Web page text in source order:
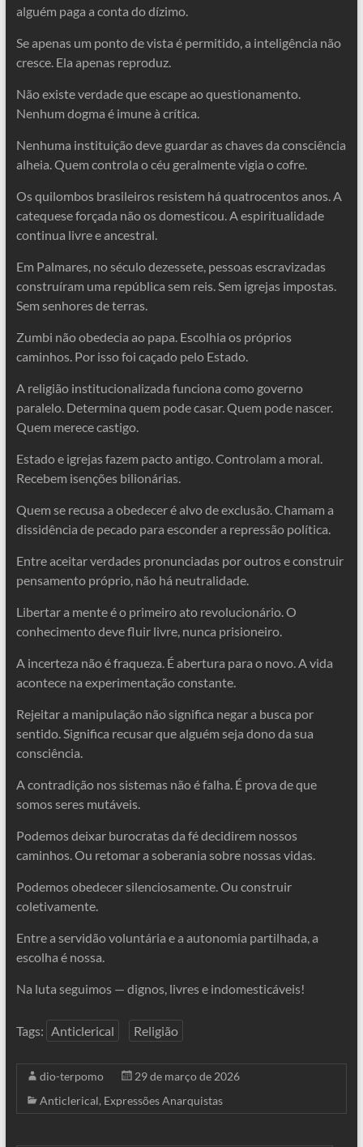
alguém paga a conta do dízimo.
Se apenas um ponto de vista é permitido, a inteligência não
cresce. Ela apenas reproduz.
Não existe verdade que escape ao questionamento.
Nenhum dogma é imune à crítica.
Nenhuma instituição deve guardar as chaves da consciência
alheia. Quem controla o céu geralmente vigia o cofre.
Os quilombos brasileiros resistem há quatrocentos anos. A
catequese forçada não os domesticou. A espiritualidade
continua livre e ancestral.
Em Palmares, no século dezessete, pessoas escravizadas
construíram uma república sem reis. Sem igrejas impostas.
Sem senhores de terras.
Zumbi não obedecia ao papa. Escolhia os próprios
caminhos. Por isso foi caçado pelo Estado.
A religião institucionalizada funciona como governo
paralelo. Determina quem pode casar. Quem pode nascer.
Quem merece castigo.
Estado e igrejas fazem pacto antigo. Controlam a moral.
Recebem isenções bilionárias.
Quem se recusa a obedecer é alvo de exclusão. Chamam a
dissidência de pecado para esconder a repressão política.
Entre aceitar verdades pronunciadas por outros e construir
pensamento próprio, não há neutralidade.
Libertar a mente é o primeiro ato revolucionário. O
conhecimento deve fluir livre, nunca prisioneiro.
A incerteza não é fraqueza. É abertura para o novo. A vida
acontece na experimentação constante.
Rejeitar a manipulação não significa negar a busca por
sentido. Significa recusar que alguém seja dono da sua
consciência.
A contradição nos sistemas não é falha. É prova de que
somos seres mutáveis.
Podemos deixar burocratas da fé decidirem nossos
caminhos. Ou retomar a soberania sobre nossas vidas.
Podemos obedecer silenciosamente. Ou construir
coletivamente.
Entre a servidão voluntária e a autonomia partilhada, a
escolha é nossa.
Na luta seguimos — dignos, livres e indomesticáveis!
Tags: Anticlerical Religião
dio-terpomo
29 de março de 2026
Anticlerical, Expressões Anarquistas